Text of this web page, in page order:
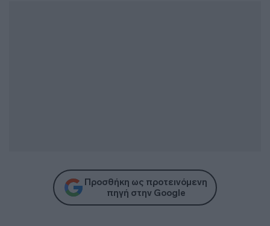
Προσθήκη ως προτεινόμενη
πηγή στην Google